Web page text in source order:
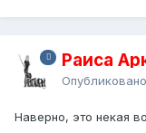
Раиса
Опубликовано
Наверно, это некая